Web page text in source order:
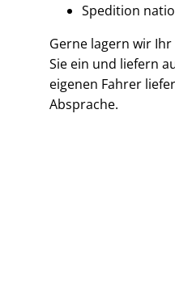
Spedition
Gerne lagern wir
Sie ein und liefern
eigenen Fahrer
Absprache.